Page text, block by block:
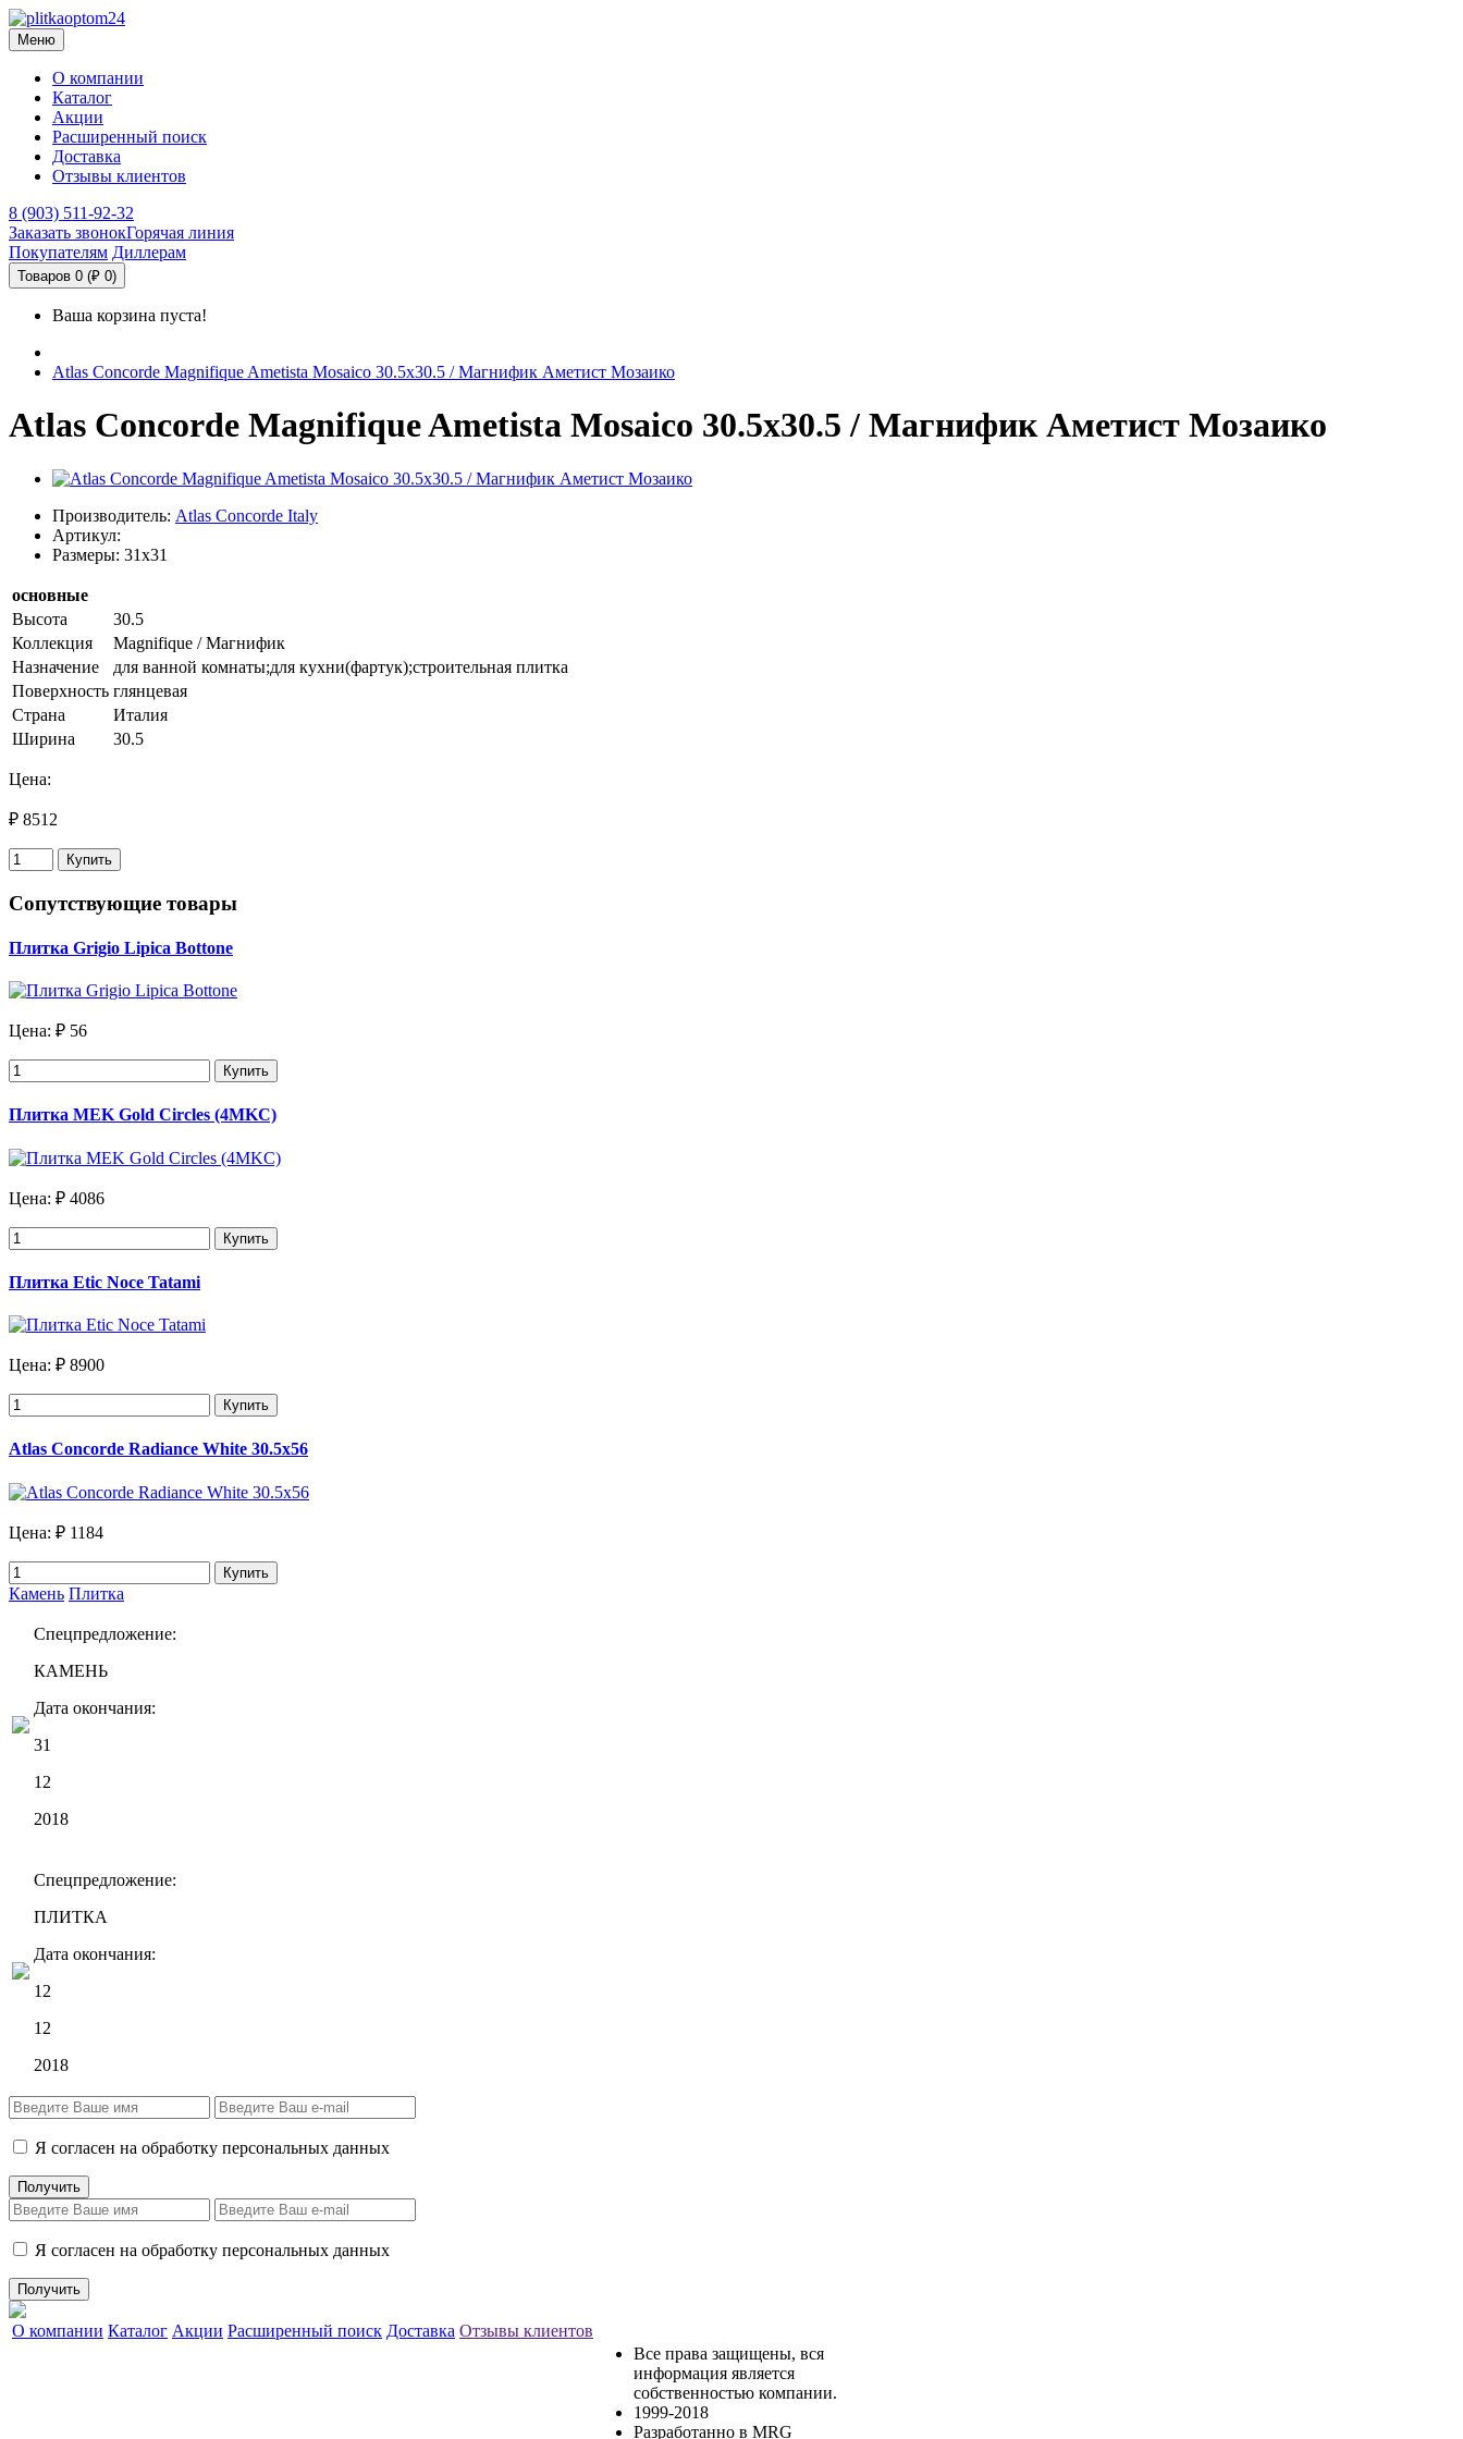
Меню
О компании
Каталог
Акции
Расширенный поиск
Доставка
Отзывы клиентов
8 (903) 511-92-32
Заказать звонокГорячая линия
Покупателям Диллерам
Товаров 0 (₽ 0)
Ваша корзина пуста!
Atlas Concorde Magnifique Ametista Mosaico 30.5х30.5 / Магнифик Аметист Мозаико
Atlas Concorde Magnifique Ametista Mosaico 30.5х30.5 / Магнифик Аметист Мозаико
Производитель: Atlas Concorde Italy
Артикул:
Размеры: 31x31
основные
Высота
30.5
Коллекция
Magnifique / Магнифик
Назначение
для ванной комнаты;для кухни(фартук);строительная плитка
Поверхность глянцевая
Страна
Италия
Ширина
30.5
Цена:
₽ 8512
Купить
Сопутствующие товары
Плитка Grigio Lipica Bottone
Цена: ₽ 56
Купить
Плитка MEK Gold Circles (4MKC)
Цена: ₽ 4086
Купить
Плитка Etic Noce Tatami
Цена: ₽ 8900
Купить
Atlas Concorde Radiance White 30.5х56
Цена: ₽ 1184
Купить
Камень Плитка
Спецпредложение:
КАМЕНЬ
Дата окончания:
31
12
2018
Спецпредложение:
ПЛИТКА
Дата окончания:
12
12
2018
Я согласен на обработку персональных данных
Я согласен на обработку персональных данных
О компании Каталог Акции Расширенный поиск Доставка Отзывы клиентов
Все права защищены, вся
информация является
собственностью компании.
1999-2018
Разработанно в MRG